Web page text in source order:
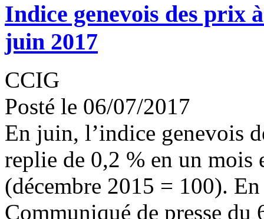
Indice genevois des prix
juin 2017
CCIG
Posté le 06/07/2017
En juin, l’indice genevois
replie de 0,2 % en un mois
(décembre 2015 = 100).
Communiqué de presse